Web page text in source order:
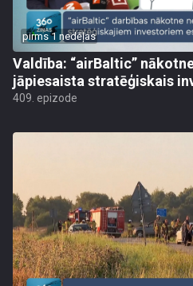
pirms 1 nedēļas
Valdība: “airBaltic”
jāpiesaista stratēģiskais
409. epizode